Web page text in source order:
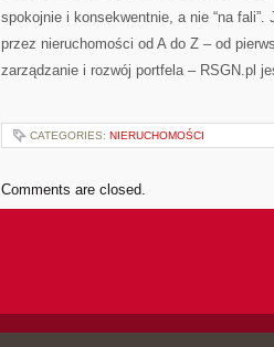
spokojnie i konsekwentnie, a nie “na
przez nieruchomości od A do Z – od
zarządzanie i rozwój portfela – RSGN.pl
CATEGORIES: NIERUCHOMOŚCI
Comments are closed.